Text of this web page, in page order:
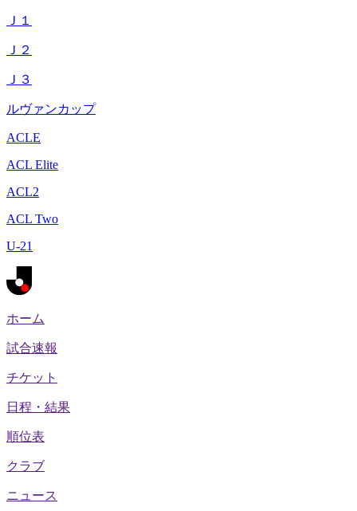
Ｊ１
Ｊ２
Ｊ３
ルヴァンカップ
ACLE
ACL Elite
ACL2
ACL Two
U-21
ホーム
試合速報
チケット
日程・結果
順位表
クラブ
ニュース